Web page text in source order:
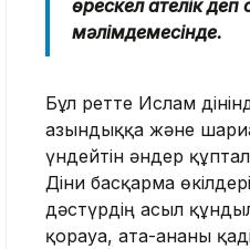
өрескел қателік
мәлімдемесінде.
Бұл ретте Ислам
азғындыққа және
үндейтін әндер
Діни басқарма
дәстүрдің асыл
қорғауға, ата-ананы